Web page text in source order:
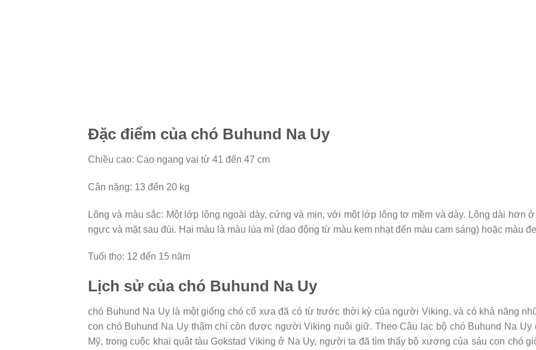
Đặc điểm của chó Buhund Na Uy
Chiều cao: Cao ngang vai từ 41 đến 47 cm
Cân nặng: 13 đến 20 kg
Lông và màu sắc: Một lớp lông ngoài dày, cứng và mịn, với một lớp lông tơ mềm và dày. Lông dài hơn
ngực và mặt sau đùi. Hai màu là màu lúa mì (dao động từ màu kem nhạt đến màu cam sáng) hoặc màu
Tuổi thọ: 12 đến 15 năm
Lịch sử của chó Buhund Na Uy
chó Buhund Na Uy là một giống chó cổ xưa đã có từ trước thời kỳ của người Viking, và có khả năng
con chó Buhund Na Uy thậm chí còn được người Viking nuôi giữ. Theo Câu lạc bộ chó Buhund Na Uy
Mỹ, trong cuộc khai quật tàu Gokstad Viking ở Na Uy, người ta đã tìm thấy bộ xương của sáu con chó